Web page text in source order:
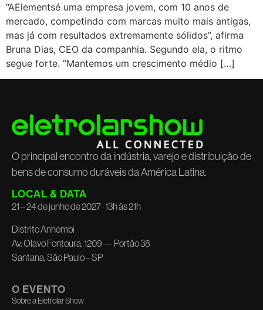
“AElementsé uma empresa jovem, com 10 anos de
mercado, competindo com marcas muito mais antigas,
mas já com resultados extremamente sólidos”, afirma
Bruna Dias, CEO da companhia. Segundo ela, o ritmo
segue forte. “Mantemos um crescimento médio […]
O principal encontro da indústria, varejo e distribuição de
bens de consumo duráveis da América Latina.
LOCAL & DATA
21 – 24 de junho de 2027 · 13h às 21h
Distrito Anhembi
Av. Olavo Fontoura, 1209 — Portão 38
Santana, São Paulo – SP
O EVENTO
Sobre a Eletrolar Show